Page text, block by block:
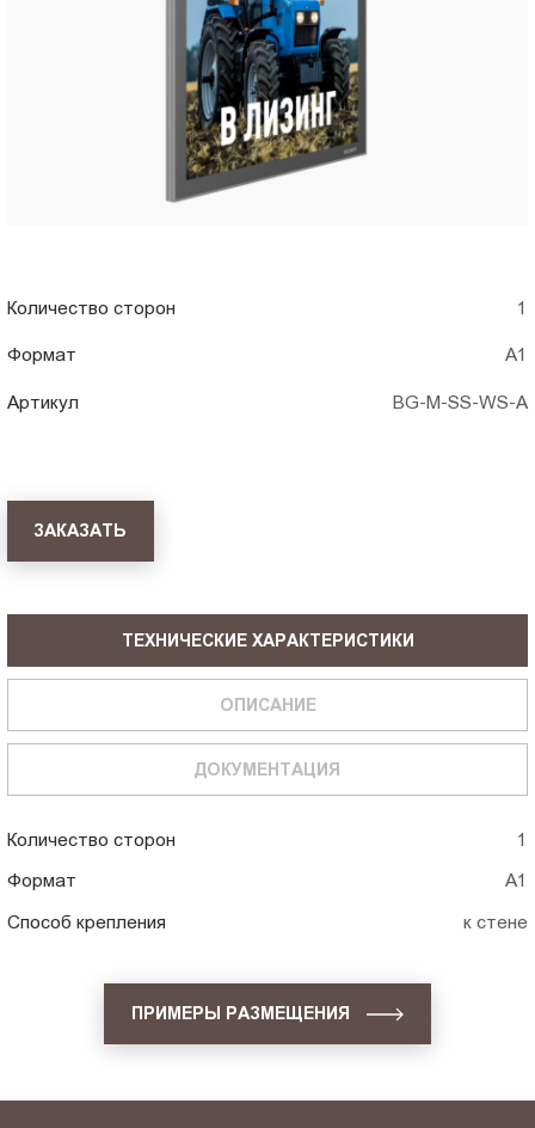
Количество сторон 1
Формат А1
Артикул BG-M-SS-WS-A
ЗАКАЗАТЬ
ТЕХНИЧЕСКИЕ ХАРАКТЕРИСТИКИ
ОПИСАНИЕ
ДОКУМЕНТАЦИЯ
Количество сторон 1
Формат А1
Способ крепления к стене
ПРИМЕРЫ РАЗМЕЩЕНИЯ